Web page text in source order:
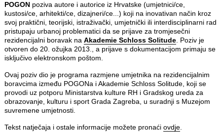
POGONpoziva autore i autorice iz Hrvatske (umjetnici/ce,
kustosi/ce, arhitekti/ce, dizajneri/ce...) koji na inovativan način kroz
svoj praktični, teorijski, istraživački, umjetnički ili interdisciplinarni rad
pristupaju urbanoj problematici da se prijave za tromjesečni
rezidencijalni boravak na Akademie Schloss Solitude. Poziv je
otvoren do 20. ožujka 2013., a prijave s dokumentacijom primaju se
isključivo elektronskom poštom.
Ovaj poziv dio je programa razmjene umjetnika na rezidencijalnim
boravcima između POGONa i Akademie Schloss Solitude, koji se
provodi uz potporu Ministarstva kulture RH i Gradskog ureda za
obrazovanje, kulturu i sport Grada Zagreba, u suradnji s Muzejom
suvremene umjetnosti.
Tekst natječaja i ostale informacije možete pronaći ovdje.